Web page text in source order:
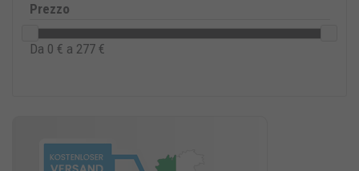
Prezzo
Da 0 € a 277€